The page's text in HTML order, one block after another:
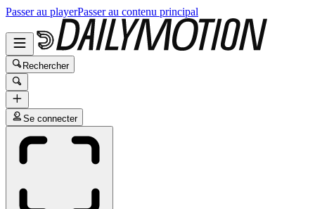
Passer au playerPasser au contenu principal
Rechercher
Se connecter